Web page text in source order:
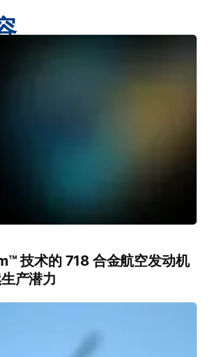
技术的 718 合金航空发动机
产潜力